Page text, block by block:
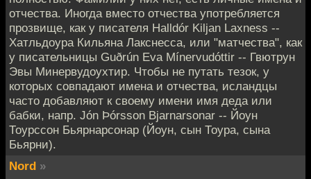
отчества. Иногда вместо отчества употребляется
прозвище, как у писателя Halldór Kiljan Laxness --
Хатльдоура Кильяна Лакснесса, или "матчества", как
у писательницы Guðrún Eva Mínervudóttir -- Гвютрун
Эвы Минервудоухтир. Чтобы не путать тезок, у
которых совпадают имена и отчества, исландцы
часто добавляют к своему имени имя деда или
бабки, напр. Jón Þórsson Bjarnarsonar -- Йоун
Тоурссон Бьярнарсонар (Йоун, сын Тоура, сына
Бьярни).
Nord »